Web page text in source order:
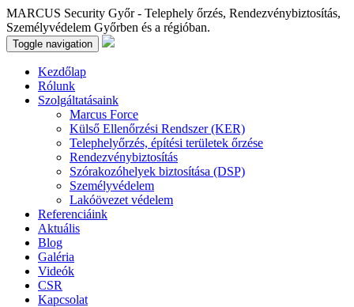
MARCUS Security Győr - Telephely őrzés, Rendezvénybiztosítás,
Személyvédelem Győrben és a régióban.
Toggle navigation
Kezdőlap
Rólunk
Szolgáltatásaink
Marcus Force
Külső Ellenőrzési Rendszer (KER)
Telephelyőrzés, építési területek őrzése
Rendezvénybiztosítás
Szórakozóhelyek biztosítása (DSP)
Személyvédelem
Lakóövezet védelem
Referenciáink
Aktuális
Blog
Galéria
Videók
CSR
Kapcsolat